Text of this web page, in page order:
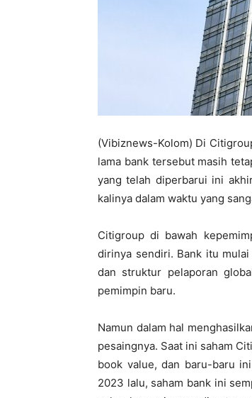
(Vibiznews-Kolom) Di
lama bank tersebut masih
yang telah diperbarui ini
kalinya dalam waktu yang
Citigroup di bawah
dirinya sendiri. Bank itu
dan struktur pelaporan
pemimpin baru.
Namun dalam hal
pesaingnya. Saat ini saham
book value, dan baru-baru
2023 lalu, saham bank ini